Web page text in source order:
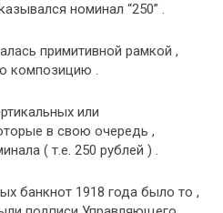
номинал “250” .
примитивной рамкой ,
композицию .
или
в свою очередь ,
( т.е. 250 рублей ) .
банкнот 1918 года было то ,